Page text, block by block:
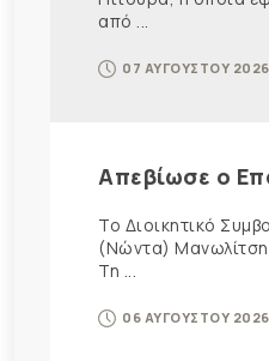
από ...
07 ΑΥΓΟΥΣΤΟΥ 2026
Απεβίωσε ο
Το Διοικητικό
(Νώντα)
Τη ...
06 ΑΥΓΟΥΣΤΟΥ 2026